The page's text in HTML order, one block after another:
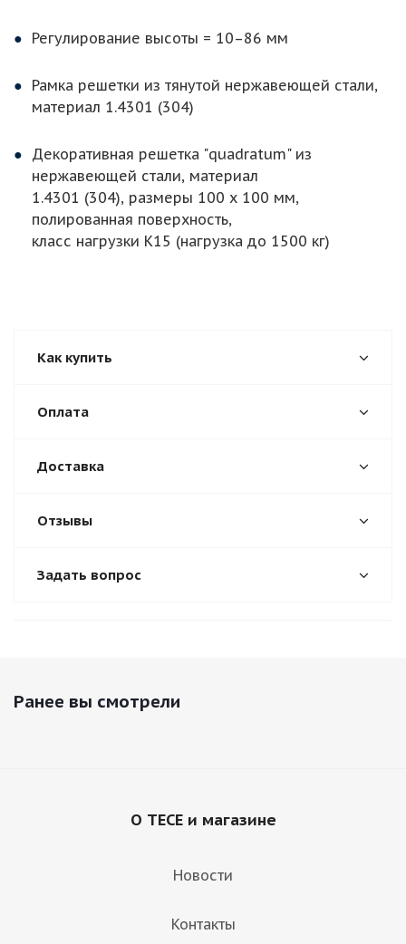
Регулирование высоты = 10–86 мм
Рамка решетки из тянутой нержавеющей стали,
материал 1.4301 (304)
Декоративная решетка "quadratum" из
нержавеющей стали, материал
1.4301 (304), размеры 100 x 100 мм,
полированная поверхность,
класс нагрузки K15 (нагрузка до 1500 кг)
Как купить
Оплата
Доставка
Отзывы
Задать вопрос
Ранее вы смотрели
О TECE и магазине
Новости
Контакты